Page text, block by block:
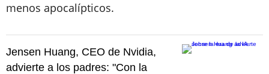
menos apocalípticos.
Jensen Huang, CEO de Nvidia,
advierte a los padres: "Con la